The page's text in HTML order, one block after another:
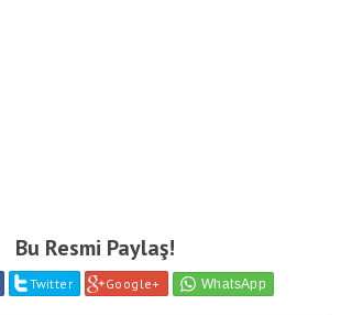
Bu Resmi Paylaş!
Twitter Google+